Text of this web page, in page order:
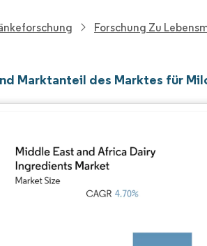
Forschung Zu
Marktanteil des Marktes für